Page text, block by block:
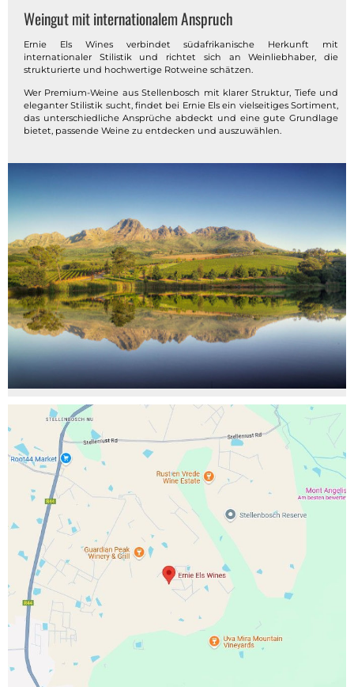
Weingut mit internationalem Anspruch
Ernie Els Wines verbindet südafrikanische Herkunft mit
internationaler Stilistik und richtet sich an Weinliebhaber, die
strukturierte und hochwertige Rotweine schätzen.
Wer Premium-Weine aus Stellenbosch mit klarer Struktur, Tiefe und
eleganter Stilistik sucht, findet bei Ernie Els ein vielseitiges Sortiment,
das unterschiedliche Ansprüche abdeckt und eine gute Grundlage
bietet, passende Weine zu entdecken und auszuwählen.